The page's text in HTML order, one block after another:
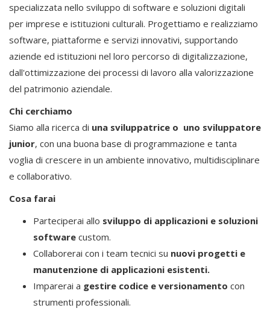
specializzata nello sviluppo di software e soluzioni digitali
per imprese e istituzioni culturali. Progettiamo e realizziamo
software, piattaforme e servizi innovativi, supportando
aziende ed istituzioni nel loro percorso di digitalizzazione,
dall'ottimizzazione dei processi di lavoro alla valorizzazione
del patrimonio aziendale.
Chi cerchiamo
Siamo alla ricerca di una sviluppatrice o uno sviluppatore
junior, con una buona base di programmazione e tanta
voglia di crescere in un ambiente innovativo, multidisciplinare
e collaborativo.
Cosa farai
Parteciperai allo sviluppo di applicazioni e soluzioni
software custom.
Collaborerai con i team tecnici su nuovi progetti e
manutenzione di applicazioni esistenti.
Imparerai a gestire codice e versionamento con
strumenti professionali.